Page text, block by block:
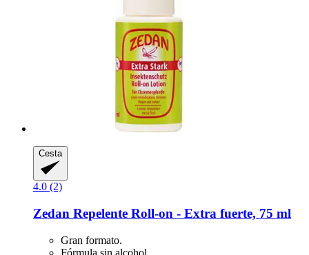
Cesta
4.0 (2)
Zedan Repelente Roll-​on -​ Extra fuerte, 75 ml
Gran formato.
Fórmula sin alcohol.